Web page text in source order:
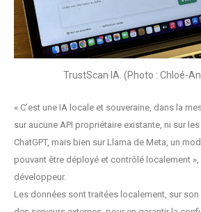
TrustScan IA. (Photo : Chloé-
« C’est une IA locale et souveraine, dans la
sur aucune API propriétaire existante, ni sur
ChatGPT, mais bien sur Llama de Meta, un
pouvant être déployé et contrôlé localement
développeur.
Les données sont traitées localement, sur